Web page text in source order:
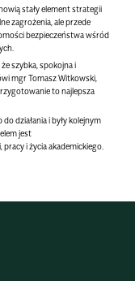
stały element strategii
zagrożenia, ale przede
bezpieczeństwawśród
że szybka, spokojna i
mgr Tomasz Witkowski
to najlepsza
działaniai były kolejnym
jest
i życia akademickiego